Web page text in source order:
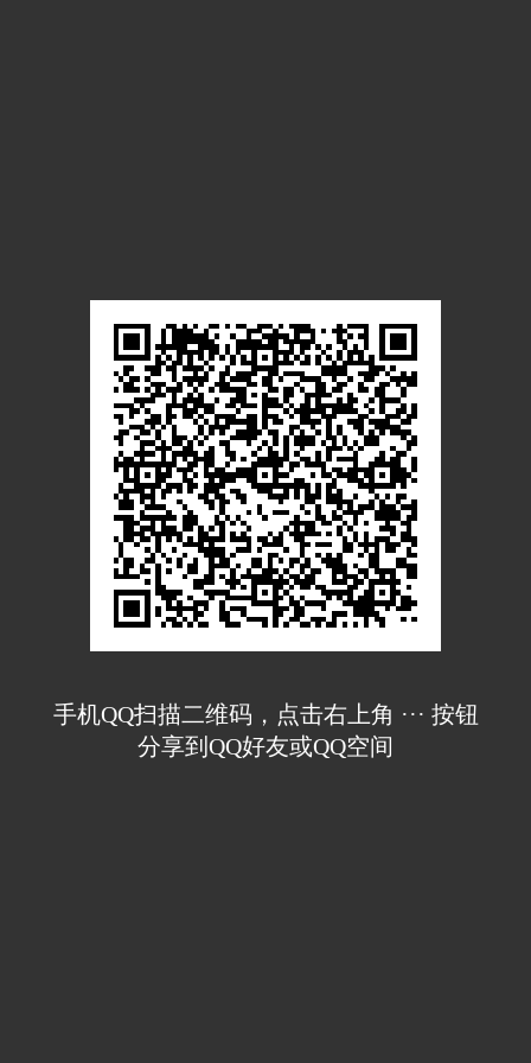
手机QQ扫描二维码，点击右上角 ··· 按钮
分享到QQ好友或QQ空间